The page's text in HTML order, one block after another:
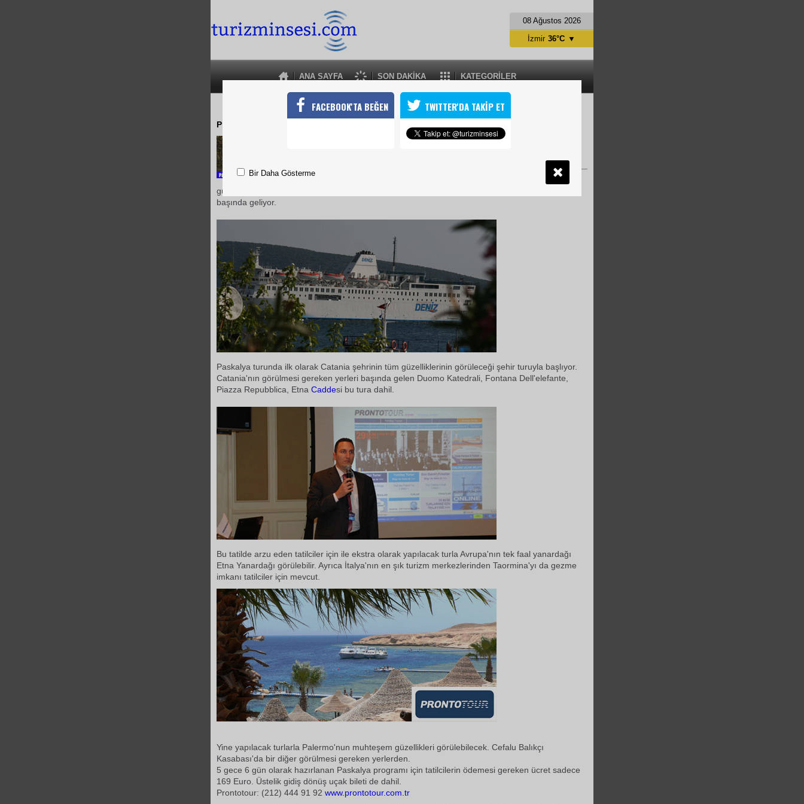
08 Ağustos 2026
ANA SAYFA SON DAKİKA KATEGORİLER
İzmir 36°C ▼
PRONTOTOUR İLE PASKALYA TATİLİ
Prontotour Akdeniz'in en güzel adalarından Sicilya'ya Paskalya turları düzenliyor.
Paskalya tatili için, bir çok tarihi ve kültürel özelliğinin yanı sıra doğa
güzellikleriyle de bilinen
başında geliyor.
Paskalya turunda ilk olarak Catania şehrinin tüm güzelliklerinin görüleceği şehir turuyla başlıyor.
Catania'nın görülmesi gereken yerleri başında gelen Duomo Katedrali, Fontana Dell'elefante,
Piazza Repubblica, Etna Caddesi bu tura dahil.
Bu tatilde arzu eden tatilciler için ile ekstra olarak yapılacak turla Avrupa'nın tek faal yanardağı
Etna Yanardağı görülebilir. Ayrıca İtalya'nın en şık turizm merkezlerinden Taormina'yı da gezme
imkanı tatilciler için mevcut.
Yine yapılacak turlarla Palermo'nun muhteşem güzellikleri görülebilecek. Cefalu Balıkçı
Kasabası'da bir diğer görülmesi gereken yerlerden.
5 gece 6 gün olarak hazırlanan Paskalya programı için tatilcilerin ödemesi gereken ücret sadece
169 Euro. Üstelik gidiş dönüş uçak bileti de dahil.
Prontotour: (212) 444 91 92 www.prontotour.com.tr
FACEBOOK'TA BEĞEN TWITTER'DA TAKİP ET
Bir Daha Gösterme